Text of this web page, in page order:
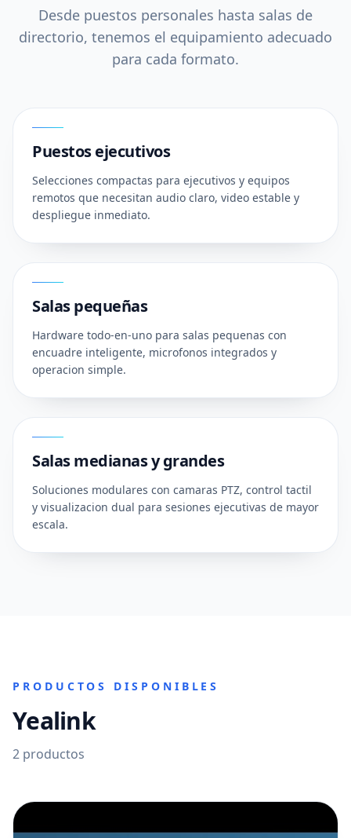
Desde puestos personales hasta salas de
directorio, tenemos el equipamiento adecuado
para cada formato.
Puestos ejecutivos
Selecciones compactas para ejecutivos y equipos
remotos que necesitan audio claro, video estable y
despliegue inmediato.
Salas pequeñas
Hardware todo-en-uno para salas pequenas con
encuadre inteligente, microfonos integrados y
operacion simple.
Salas medianas y grandes
Soluciones modulares con camaras PTZ, control tactil
y visualizacion dual para sesiones ejecutivas de mayor
escala.
PRODUCTOS DISPONIBLES
Yealink
2 productos